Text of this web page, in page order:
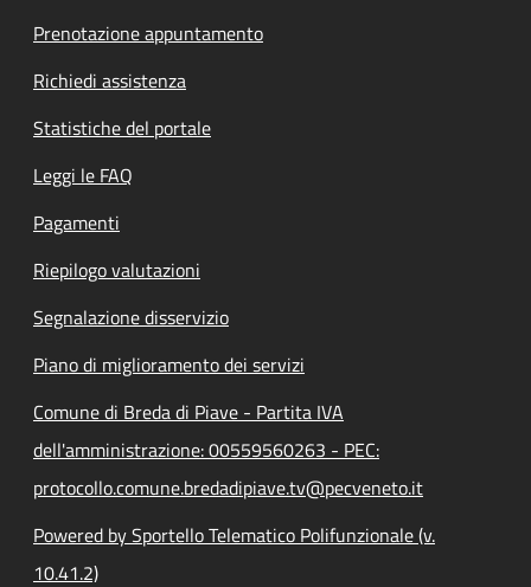
Prenotazione appuntamento
Richiedi assistenza
Statistiche del portale
Leggi le FAQ
Pagamenti
Riepilogo valutazioni
Segnalazione disservizio
Piano di miglioramento dei servizi
Comune di Breda di Piave - Partita IVA
dell'amministrazione: 00559560263 - PEC:
protocollo.comune.bredadipiave.tv@pecveneto.it
Powered by Sportello Telematico Polifunzionale (v.
10.41.2)